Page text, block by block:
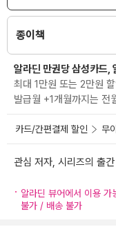
종이책
알라딘 만권당 삼성카드,
최대 1만원 또는 2만원
발급월 +1개월까지는 전
카드/간편결제 할인 무
관심 저자, 시리즈의 출
알라딘 뷰어에서 이용
불가 / 배송 불가